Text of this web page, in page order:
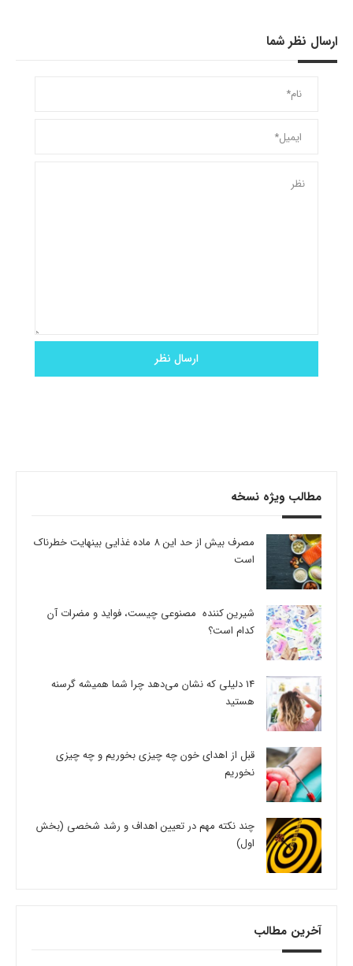
ارسال نظر شما
مطالب ویژه نسخه
مصرف بیش از حد این 8 ماده غذایی بینهایت خطرناک
است
شیرین کننده مصنوعی چیست، فواید و مضرات آن
کدام است؟
14 دلیلی که نشان می‌دهد چرا شما همیشه گرسنه
هستید
قبل از اهدای خون چه چیزی بخوریم و چه چیزی
نخوریم
چند نکته مهم در تعیین اهداف و رشد شخصی (بخش
اول)
آخرین مطالب